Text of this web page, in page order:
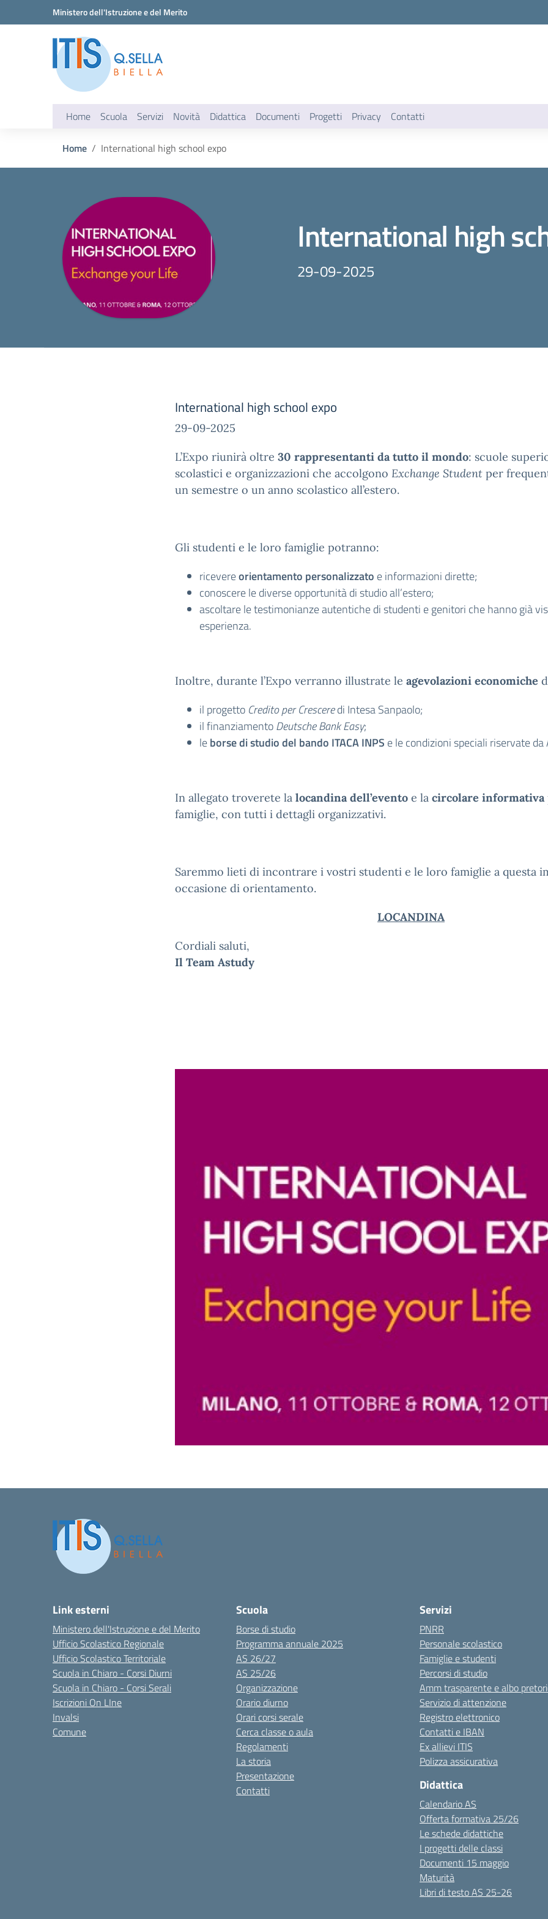
Vai ai contenuti
Vai al menu di navigazioneMinistero dell'Istruzione e del Merito
Home Scuola Servizi Novità Didattica Documenti Progetti Privacy Contatti
Home International high school expo
International high
29-09-2025
International high school expo
29-09-2025
L’Expo riunirà oltre 30 rappresentanti da tutto il mondo: scuole
scolastici e organizzazioni che accolgono Exchange Student per
un semestre o un anno scolastico all’estero.
Gli studenti e le loro famiglie potranno:
ricevereorientamento personalizzato e informazioni dirette;
conoscere le diverse opportunità di studio all’estero;
ascoltare le testimonianze autentiche di studenti e genitori che hanno già
esperienza.
Inoltre, durante l’Expo verranno illustrate le agevolazioni economiche
il progetto Credito per Cresceredi Intesa Sanpaolo;
il finanziamentoDeutsche Bank Easy;
leborse di studio del bando ITACA INPS e le condizioni speciali riservate da
In allegato troverete la locandina dell’evento e la circolare informativa
famiglie, con tutti i dettagli organizzativi.
Saremmo lieti di incontrare i vostri studenti e le loro famiglie a questa
occasione di orientamento.
LOCANDINA
Cordiali saluti,
Il Team Astudy
Link esterni
Ministero dell'Istruzione e del Merito
Ufficio Scolastico Regionale
Ufficio Scolastico Territoriale
Scuola in Chiaro - Corsi Diurni
Scuola in Chiaro - Corsi Serali
Iscrizioni On LIne
Invalsi
Comune
Scuola
Borse di studio
Programma annuale 2025
AS 26/27
AS 25/26
Organizzazione
Orario diurno
Orari corsi serale
Cerca classe o aula
Regolamenti
La storia
Presentazione
Contatti
Servizi
PNRR
Personale scolastico
Famiglie e studenti
Percorsi di studio
Amm trasparente e albo
Servizio di attenzione
Registro elettronico
Contatti e IBAN
Ex allievi ITIS
Polizza assicurativa
Didattica
Calendario AS
Offerta formativa 25/26
Le schede didattiche
I progetti delle classi
Documenti 15 maggio
Maturità
Libri di testo AS 25-26